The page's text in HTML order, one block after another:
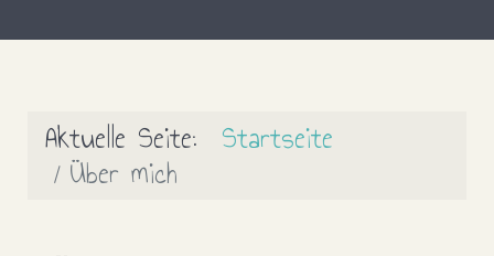
Aktuelle Seite: Startseite
Über mich